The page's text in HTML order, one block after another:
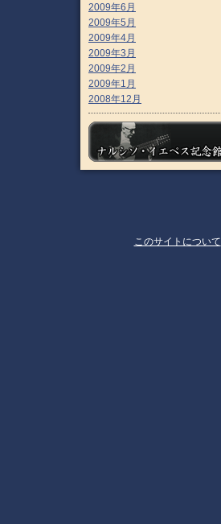
2009年6月
2009年5月
2009年4月
2009年3月
2009年2月
2009年1月
2008年12月
このサイトについて